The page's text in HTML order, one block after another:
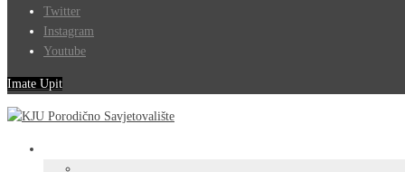
Twitter
Instagram
Youtube
Imate Upit